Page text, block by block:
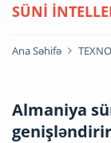
SÜNİ
Ana Səhifə
Almaniya
genişləndirir